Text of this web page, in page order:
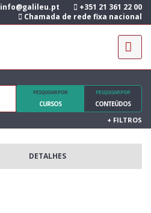
info@galileu.pt
+351 21 361 22 00
Chamada de rede fixa nacional
PESQUISAR POR
CURSOS
PESQUISAR POR
CONTEÚDOS
+ FILTROS
DETALHES